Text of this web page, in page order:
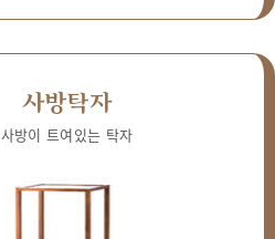
사방탁자
사방이 트여있는 탁자